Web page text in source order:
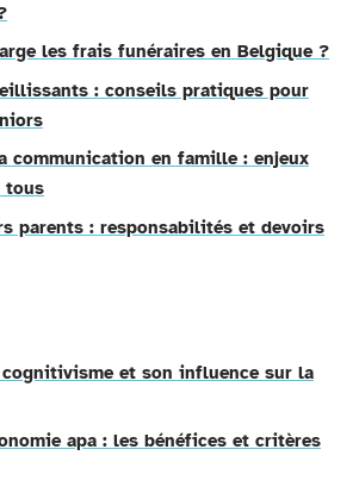
les frais funéraires en Belgique ?
: conseils pratiques pour
communication en famille : enjeux
tous
parents : responsabilités et devoirs
et son influence sur la
apa : les bénéfices et critères